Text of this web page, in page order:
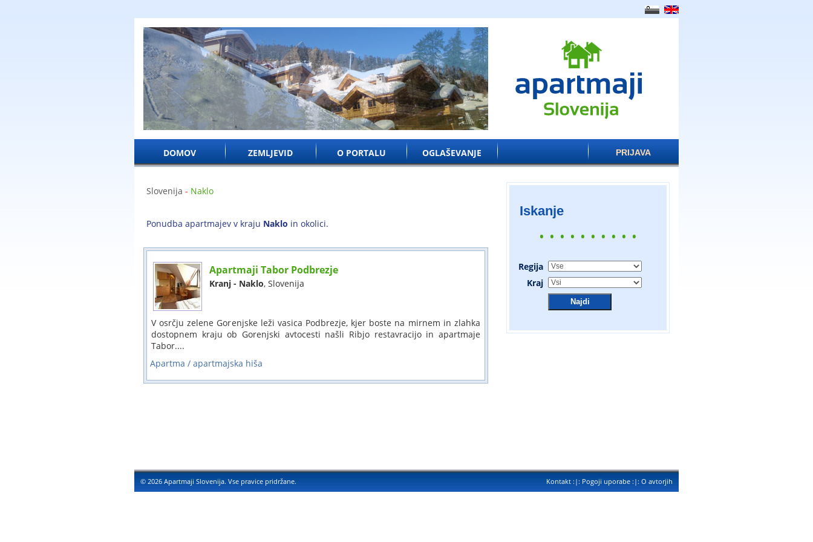
DOMOV ZEMLJEVID O PORTALU OGLAŠEVANJE PRIJAVA
Slovenija - Naklo
Ponudba apartmajev v kraju Naklo in okolici.
Apartmaji Tabor Podbrezje
Kranj - Naklo, Slovenija
V osrčju zelene Gorenjske leži vasica Podbrezje, kjer boste na mirnem in zlahka
dostopnem kraju ob Gorenjski avtocesti našli Ribjo restavracijo in apartmaje
Tabor....
Apartma / apartmajska hiša
Iskanje
• • • • • • • • • •
Regija
Kraj
© 2026 Apartmaji Slovenija. Vse pravice pridržane. Kontakt :|: Pogoji uporabe :|: O avtorjih